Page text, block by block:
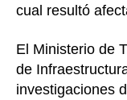
cual resultó
El Ministerio de
de
investigaciones